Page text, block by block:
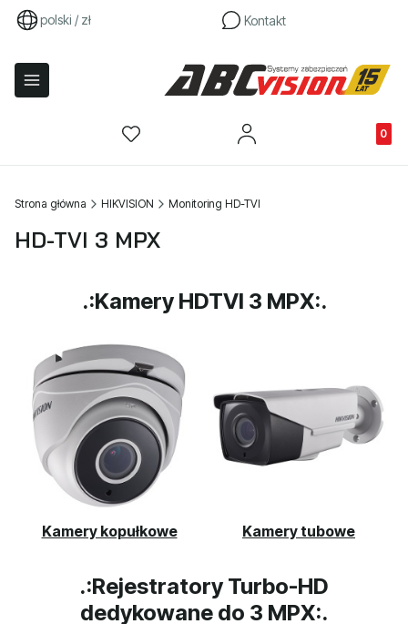
polski / zł Kontakt
Strona główna HIKVISION Monitoring HD-TVI
HD-TVI 3 MPX
.:Kamery HDTVI 3 MPX:.
Kamery kopułkowe Kamery tubowe
.:Rejestratory Turbo-HD
dedykowane do 3 MPX:.